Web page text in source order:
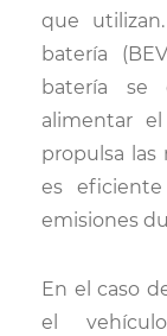
que
batería
batería se
alimentar
propulsa las
es
emisiones
En el caso
el